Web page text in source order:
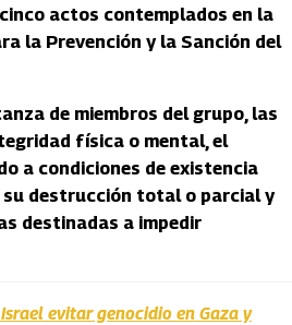
actos contemplados en la
la Prevención y la Sanción del
de miembros del grupo, las
física o mental, el
a condiciones de existencia
su destrucción total o parcial y
destinadas a impedir
evitar genocidio en Gaza y